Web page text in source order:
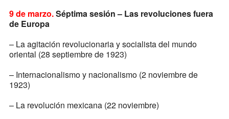
9 de marzo.Séptima sesión – Las revoluciones fuera
de Europa
– La agitación revolucionaria y socialista del mundo
oriental (28 septiembre de 1923)
– Internacionalismo y nacionalismo (2 noviembre de
1923)
– La revolución mexicana (22 noviembre)